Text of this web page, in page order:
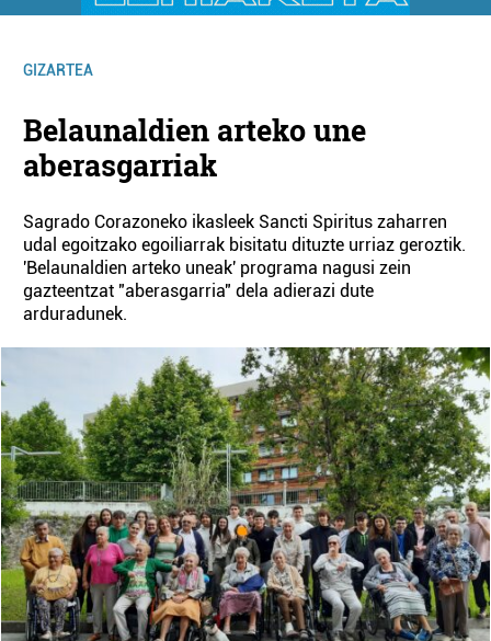
GIZARTEA
Belaunaldien arteko une
aberasgarriak
Sagrado Corazoneko ikasleek Sancti Spiritus zaharren
udal egoitzako egoiliarrak bisitatu dituzte urriaz geroztik.
'Belaunaldien arteko uneak' programa nagusi zein
gazteentzat "aberasgarria" dela adierazi dute
arduradunek.